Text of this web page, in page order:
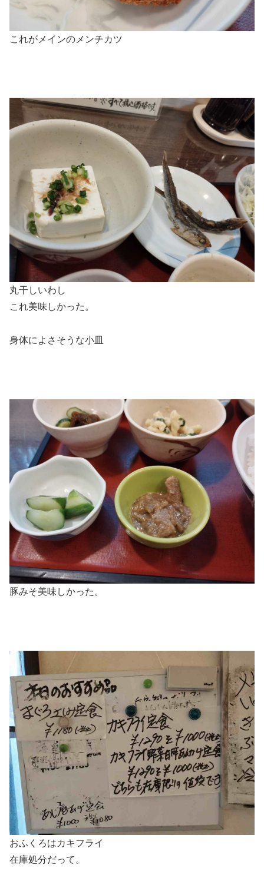
これがメインのメンチカツ
丸干しいわし
これ美味しかった。
身体によさそうな小皿
豚みそ美味しかった。
おふくろはカキフライ
在庫処分だって。